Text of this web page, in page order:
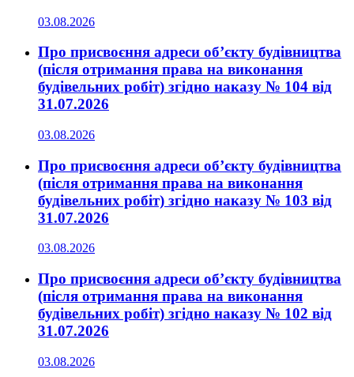
03.08.2026
Про присвоєння адреси об’єкту будівництва
(після отримання права на виконання
будівельних робіт) згідно наказу № 104 від
31.07.2026
03.08.2026
Про присвоєння адреси об’єкту будівництва
(після отримання права на виконання
будівельних робіт) згідно наказу № 103 від
31.07.2026
03.08.2026
Про присвоєння адреси об’єкту будівництва
(після отримання права на виконання
будівельних робіт) згідно наказу № 102 від
31.07.2026
03.08.2026